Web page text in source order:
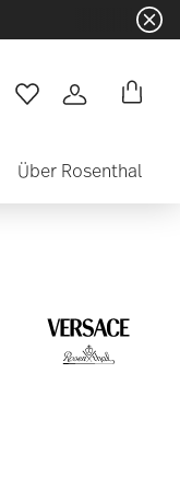
WishlistAnmelden
Über Rosenthal